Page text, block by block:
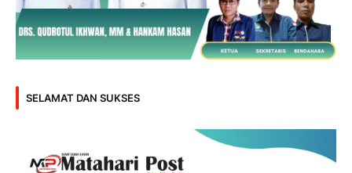
SELAMAT DAN SUKSES